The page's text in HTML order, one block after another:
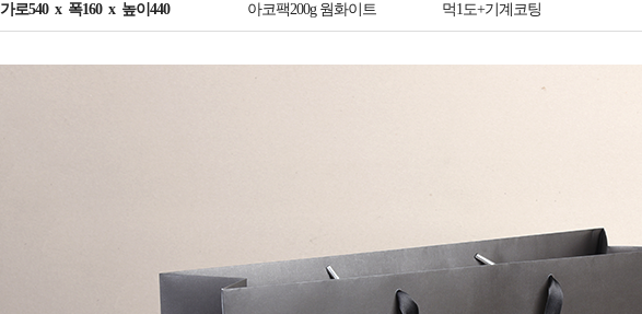
가로540 x 폭160 x 높이440 아코팩200g 웜화이트 먹1도+기계코팅